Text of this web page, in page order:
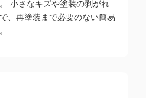
小さなキズや塗装の剥がれ
、再塗装まで必要のない簡易